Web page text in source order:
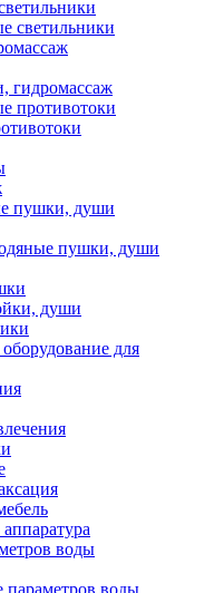
светильники
гидромассаж
противотоки
пушки, души
пушки, души
души
для
воды
параметров воды